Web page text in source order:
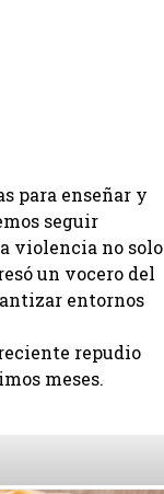
para enseñar y
seguir
violencia no solo
un vocero del
entornos
repudio
meses.